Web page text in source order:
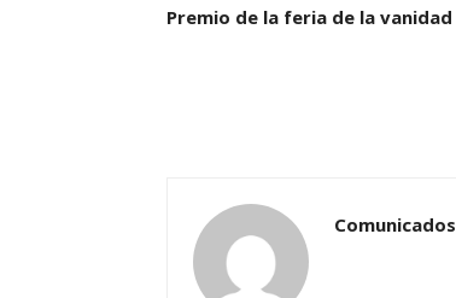
Premio de la feria de la vanidad
Comunicados